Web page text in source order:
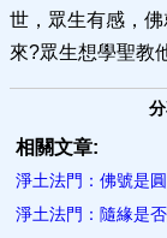
世，眾生有感，
來?眾生想學聖教
相關文章:
淨土法門：佛號是
淨土法門：隨緣是